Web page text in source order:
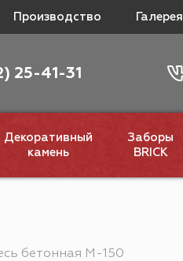
Производство Галерея
25-41-31
Декоративный
камень
Заборы
BRICK
бетонная М-150